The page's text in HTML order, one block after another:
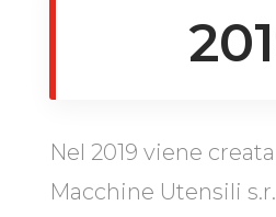
Nel 2019 viene
Macchine Utensili